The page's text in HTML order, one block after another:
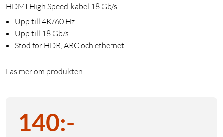
HDMI High Speed-kabel 18 Gb/s
Upp till 4K/60 Hz
Upp till 18 Gb/s
Stöd för HDR, ARC och ethernet
Läs mer om produkten
140:-